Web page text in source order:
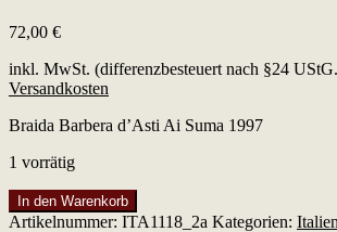
72,00 €
inkl. MwSt. (differenzbesteuert nach §24
Versandkosten
Braida Barbera d’Asti Ai Suma 1997
1 vorrätig
Braida
Barbera
In den Warenkorb
Artikelnummer: ITA1118_2a Kategorien: Italien